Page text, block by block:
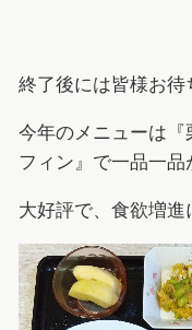
終了後には皆様お待
今年のメニューは
フィン』で一品一品
大好評で、食欲増進